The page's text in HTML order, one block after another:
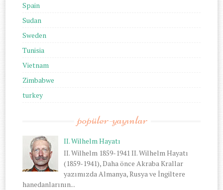
Spain
Sudan
Sweden
Tunisia
Vietnam
Zimbabwe
turkey
popüler-yayınlar
II. Wilhelm Hayatı
II. Wilhelm 1859-1941 II. Wilhelm Hayatı
(1859-1941), Daha önce Akraba Krallar
yazımızda Almanya, Rusya ve İngiltere
hanedanlarının...